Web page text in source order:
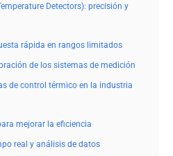
Detectors): precisión y
rápida en rangos limitados
de los sistemas de medición
de control térmico en la industria
mejorar la eficiencia
real y análisis de datos